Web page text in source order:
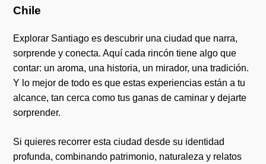
Chile
Explorar Santiago es descubrir una ciudad que narra,
sorprende y conecta. Aquí cada rincón tiene algo que
contar: un aroma, una historia, un mirador, una tradición.
Y lo mejor de todo es que estas experiencias están a tu
alcance, tan cerca como tus ganas de caminar y dejarte
sorprender.
Si quieres recorrer esta ciudad desde su identidad
profunda, combinando patrimonio, naturaleza y relatos